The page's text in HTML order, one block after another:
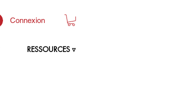
Connexion
RESSOURCES ▿